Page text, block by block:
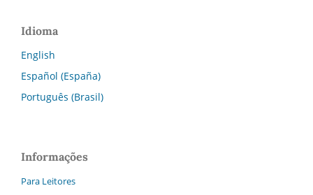
Idioma
English
Español (España)
Português (Brasil)
Informações
Para Leitores